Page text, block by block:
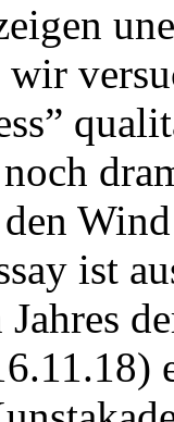
wir
ist
Jahres